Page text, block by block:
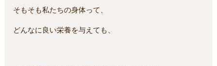
そもそも私たちの身体って、
どんなに良い栄養を与えても、